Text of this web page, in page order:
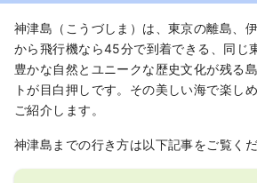
神津島（こうづしま）は、東京の離島、
から飛行機なら45分で到着できる、同じ
豊かな自然とユニークな歴史文化が残る
トが目白押しです。その美しい海で楽し
ご紹介します。
神津島までの行き方は以下記事をご覧くだ